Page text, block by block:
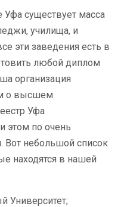
существует масса
училища, и
эти заведения есть в
любой диплом
организация
о высшем
Уфа
этом по очень
небольшой список
находятся в нашей
Университет;